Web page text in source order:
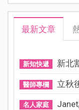
最新文章
新知快遞 新北
醫師專欄 立秋
名人家庭